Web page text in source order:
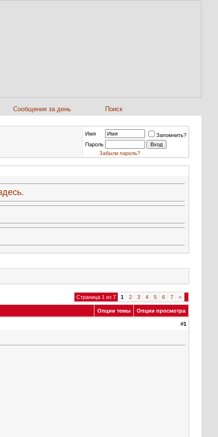
Сообщения за день Поиск
Имя
Запомнить?
Пароль
Забыли пароль?
Страница 1 из 7 1 2 3 4 5 6 7 >
Опции темы Опции просмотра
#1